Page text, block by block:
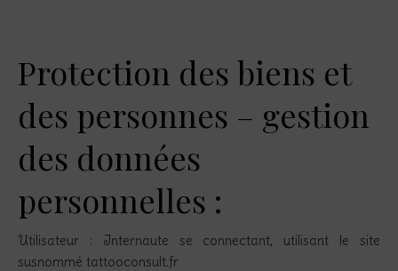
Protection des biens et
des personnes – gestion
des données
personnelles :
Utilisateur : Internaute se connectant, utilisant le site
susnommé tattooconsult.fr